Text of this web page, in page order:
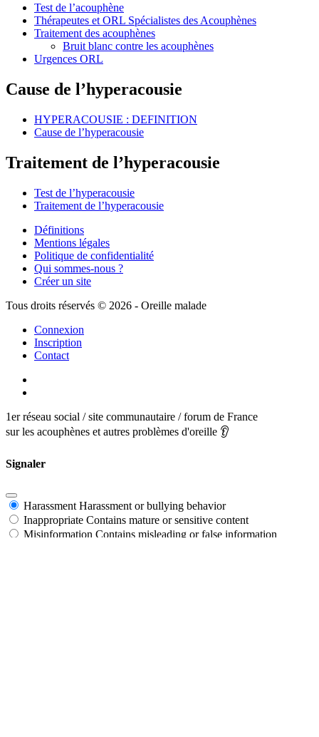
Test de l’acouphène
Thérapeutes et ORL Spécialistes des Acouphènes
Traitement des acouphènes
Bruit blanc contre les acouphènes
Urgences ORL
Cause de l’hyperacousie
HYPERACOUSIE : DEFINITION
Cause de l’hyperacousie
Traitement de l’hyperacousie
Test de l’hyperacousie
Traitement de l’hyperacousie
Définitions
Mentions légales
Politique de confidentialité
Qui sommes-nous ?
Créer un site
Tous droits réservés © 2026 - Oreille malade
Connexion
Inscription
Contact
1er réseau social / site communautaire / forum de France
sur les acouphènes et autres problèmes d'oreille 👂
Signaler
Harassment Harassment or bullying behavior
Inappropriate Contains mature or sensitive content
Misinformation Contains misleading or false information